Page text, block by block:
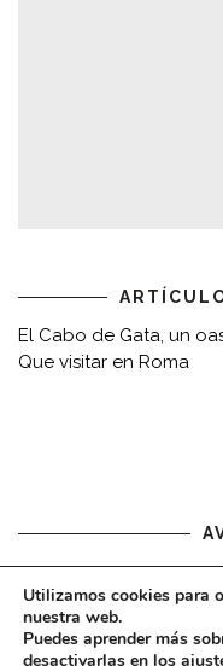
El Cabo de Gata, un
Que visitar en Roma
Aviso legal
Utilizamos cookies para
nuestra web.
Puedes aprender más
desactivarlas en los